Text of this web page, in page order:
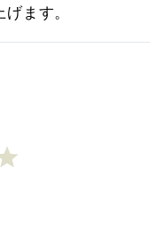
ます。